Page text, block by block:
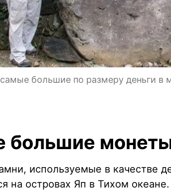
большие по размеру деньги в
большие
используемые в качестве
на островах Яп в Тихом